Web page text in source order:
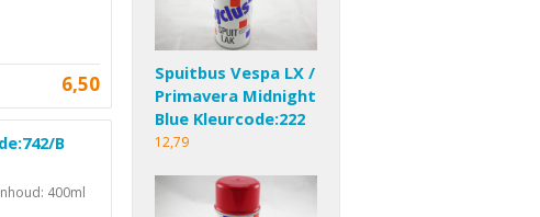
6,50
B
400ml
Spuitbus Vespa LX /
Primavera Midnight
Blue Kleurcode:222
12,79